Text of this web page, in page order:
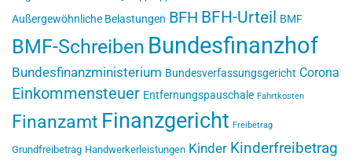
Außergewöhnliche Belastungen BFH BFH-Urteil BMF
BMF-Schreiben Bundesfinanzhof
Bundesfinanzministerium Bundesverfassungsgericht Corona
Einkommensteuer Entfernungspauschale Fahrtkosten
Finanzamt Finanzgericht Freibetrag
Grundfreibetrag Handwerkerleistungen Kinder Kinderfreibetrag